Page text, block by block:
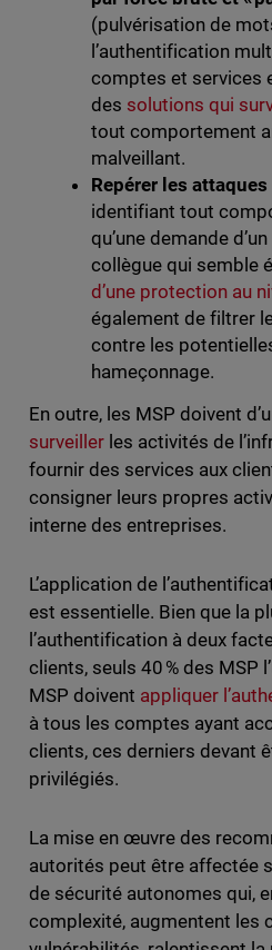
(pulvérisation de
l’authentification
comptes et services
des solutions qui
tout comportement
malveillant.
Repérer les
identifiant tout
qu’une demande
collègue qui semble
d’une protection au
également de filtrer
contre les
hameçonnage.
En outre, les MSP doivent
surveillerles activités de
fournir des services aux
consigner leurs propres
interne des entreprises.
L’application de
est essentielle. Bien que la
l’authentification à deux
clients, seuls 40 % des MSP
MSP doivent appliquer
à tous les comptes ayant
clients, ces derniers devant
privilégiés.
La mise en œuvre des
autorités peut être affectée
de sécurité autonomes qui,
complexité, augmentent les